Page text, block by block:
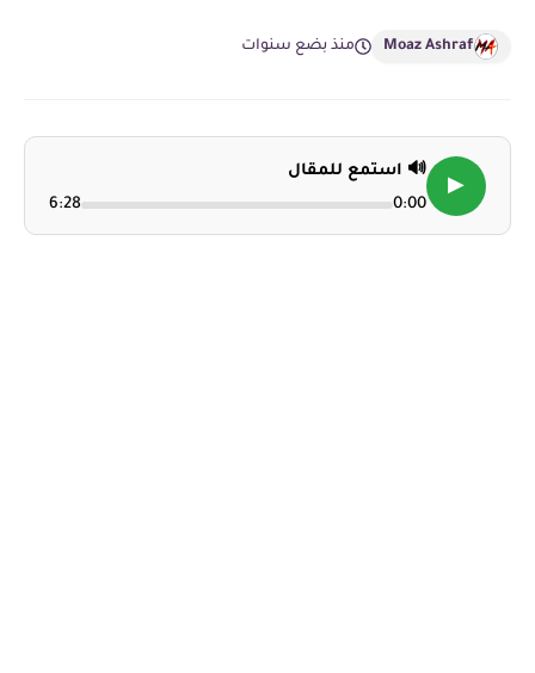
Moaz Ashraf منذ بضع سنوات
▶
🔊 استمع للمقال
0:00
6:28